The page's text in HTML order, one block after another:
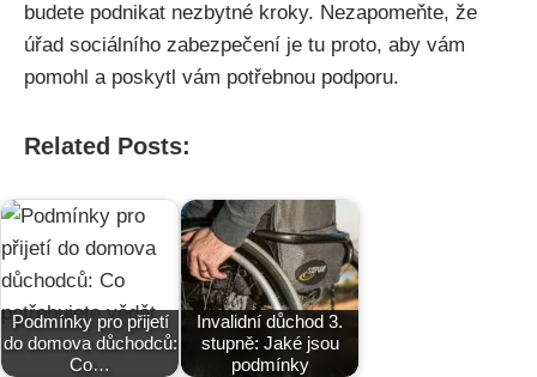
budete podnikat nezbytné kroky. Nezapomeňte, že
úřad sociálního zabezpečení je tu proto, aby vám
pomohl a poskytl vám potřebnou podporu.
Related Posts:
Podmínky pro přijetí
do domova důchodců:
Co…
Invalidní důchod 3.
stupně: Jaké jsou
podmínky